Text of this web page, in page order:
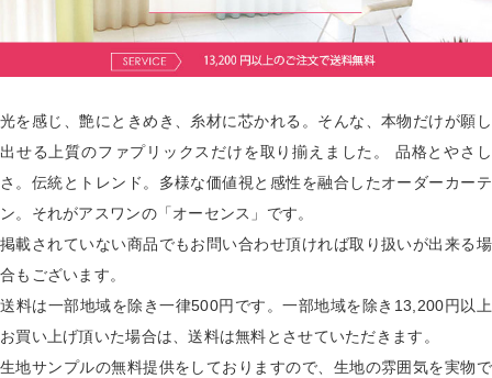
光を感じ、艶にときめき、糸材に芯かれる。そんな、本物だけが願し
出せる上質のファプリックスだけを取り揃えました。 品格とやさし
さ。伝統とトレンド。多様な価値視と感性を融合したオーダーカーテ
ン。それがアスワンの「オーセンス」です。
掲載されていない商品でもお問い合わせ頂ければ取り扱いが出来る場
合もございます。
送料は一部地域を除き一律500円です。一部地域を除き13,200円以上
お買い上げ頂いた場合は、送料は無料とさせていただきます。
生地サンプルの無料提供をしておりますので、生地の雰囲気を実物で